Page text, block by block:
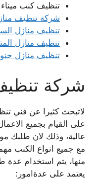
تنظيف كنب ميناء
شركة تنظيف
تنظيف منازل
تنظيف منازل
تنظيف منازل
شركة
لاتبحث كثيرا عن فني
على القيام بجميع
عالية، وذلك لان طلبك
مع جميع انواع الكنب
منها، يتم استخدام
يعتمد على عدةامور: